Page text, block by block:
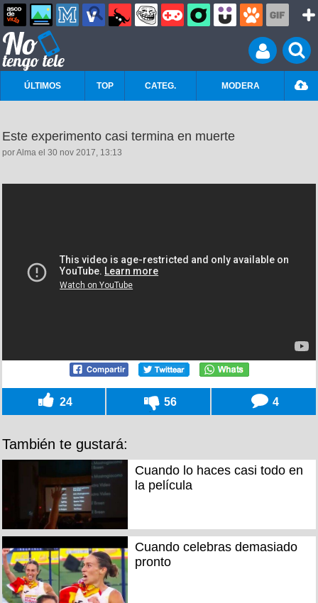
ÚLTIMOS TOP CATEG. MODERA
Este experimento casi termina en muerte
por Alma el 30 nov 2017, 13:13
24 56 4
También te gustará:
Cuando lo haces casi todo en
la película
Cuando celebras demasiado
pronto